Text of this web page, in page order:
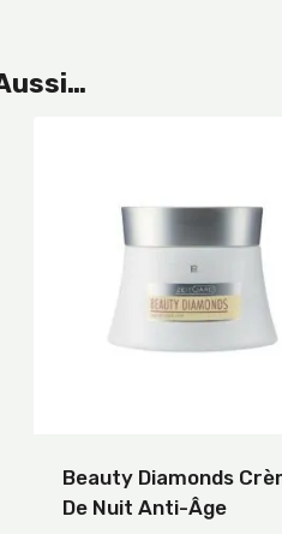
Beauty Diamonds
De Nuit Anti-Âge